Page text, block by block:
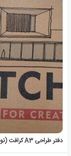
دفتر طراحی A3 کرافت (نودا)